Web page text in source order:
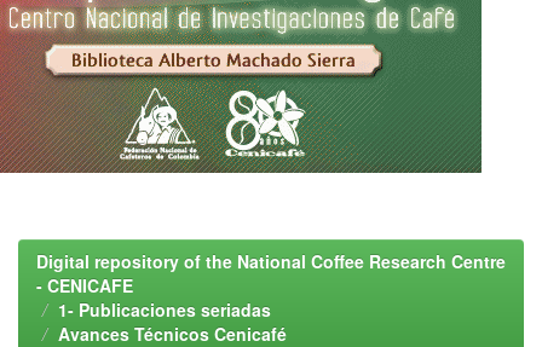
Digital repository of the National Coffee Research Centre
- CENICAFE
1- Publicaciones seriadas
Avances Técnicos Cenicafé